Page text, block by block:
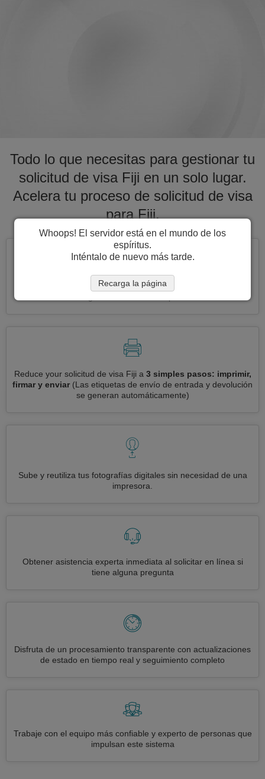
Todo lo que necesitas para gestionar tu
solicitud de visa Fiji en un solo lugar.
Acelera tu proceso de solicitud de visa
para Fiji.
Solicite varias visas a la vezautomáticamente, sin necesidad
Reduce your solicitud de visa Fiji a 3 simples pasos: imprimir,
firmar y enviar (Las etiquetas de envío de entrada y devolución
se generan automáticamente)
Sube y reutiliza tus fotografías digitales sin necesidad de una
impresora.
Obtener asistencia experta inmediata al solicitar en línea si
tiene alguna pregunta
Disfruta de un procesamiento transparente con actualizaciones
de estado en tiempo real y seguimiento completo
Trabaje con el equipo más confiable y experto de personas que
impulsan este sistema
Whoops! El servidor está en el mundo de los
espíritus.
Inténtalo de nuevo más tarde.
Recarga la página